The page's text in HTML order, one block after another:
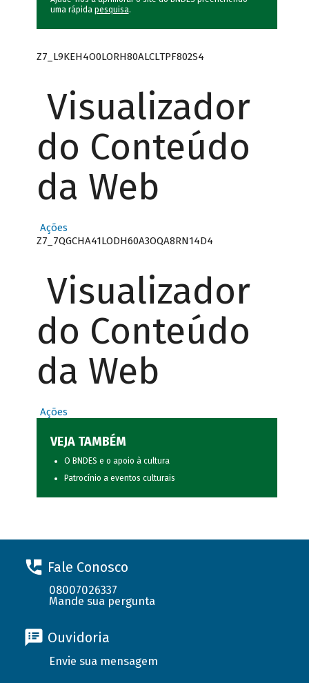
uma rápida pesquisa.
Z7_L9KEH4O0LORH80ALCLTPF802S4
Visualizador
do Conteúdo
da Web
Ações
Z7_7QGCHA41LODH60A3OQA8RN14D4
Visualizador
do Conteúdo
da Web
Ações
VEJA TAMBÉM
O BNDES e o apoio à cultura
Patrocínio a eventos culturais
Fale Conosco
08007026337
Mande sua pergunta
Ouvidoria
Envie sua mensagem